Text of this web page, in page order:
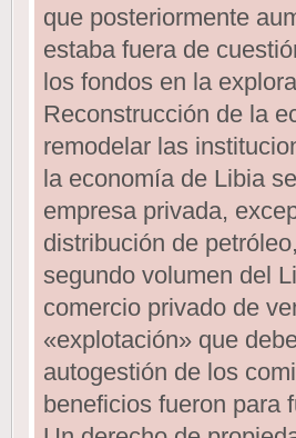
que posteriormente
estaba fuera de
los fondos en la
Reconstrucción de la
remodelar las
la economía de Libia
empresa privada,
distribución de
segundo volumen del
comercio privado de
«explotación» que
autogestión de los
beneficios fueron para